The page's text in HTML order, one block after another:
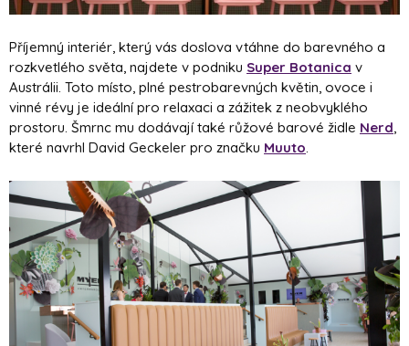
Příjemný interiér, který vás doslova vtáhne do barevného a
rozkvetlého světa, najdete v podniku Super Botanica v
Austrálii. Toto místo, plné pestrobarevných květin, ovoce i
vinné révy je ideální pro relaxaci a zážitek z neobvyklého
prostoru. Šmrnc mu dodávají také růžové barové židle Nerd,
které navrhl David Geckeler pro značku Muuto.